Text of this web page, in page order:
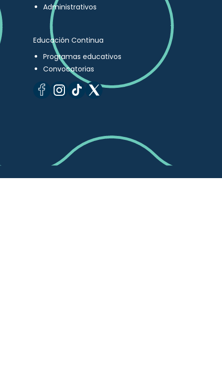
Administrativos
Educación Continua
Programas educativos
Convocatorias